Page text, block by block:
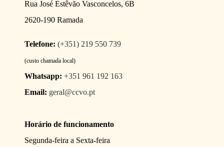
Rua José Estêvão Vasconcelos, 6B
2620-190 Ramada
Telefone: (+351) 219 550 739
(custo chamada local)
Whatsapp: +351 961 192 163
Email: geral@ccvo.pt
Horário de funcionamento
Segunda-feira a Sexta-feira